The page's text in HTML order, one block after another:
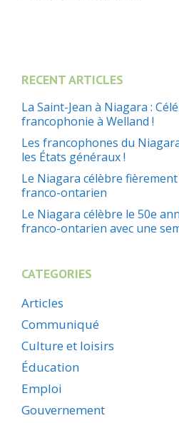
RECENT ARTICLES
La Saint-Jean à Niagara :
francophonie à Welland !
Les francophones du
les États généraux !
Le Niagara célèbre
franco-ontarien
Le Niagara célèbre le 50e
franco-ontarien avec une
CATEGORIES
Articles
Communiqué
Culture et loisirs
Éducation
Emploi
Gouvernement